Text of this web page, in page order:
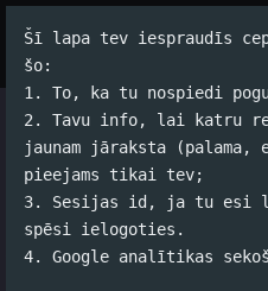
Šī lapa tev iespraudīs
šo:
1. To, ka tu nospiedi
2. Tavu info, lai katru
jaunam jāraksta (palama,
pieejams tikai tev;
3. Sesijas id, ja tu esi
spēsi ielogoties.
4. Google analītikas
Stoned.lv -
psihoaktīvām
Jānis Rubļevskis (koko) /